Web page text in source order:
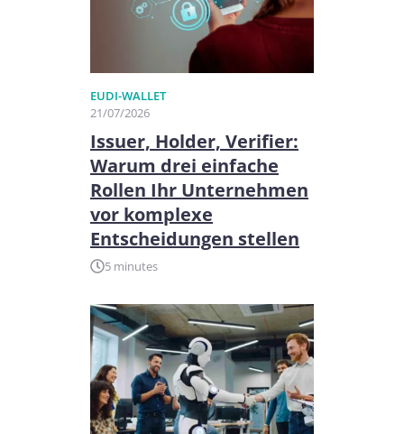
EUDI-WALLET
21/07/2026
Issuer, Holder, Verifier:
Warum drei einfache
Rollen Ihr Unternehmen
vor komplexe
Entscheidungen stellen
5 minutes